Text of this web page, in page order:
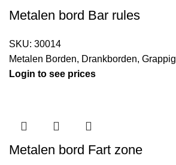
Metalen bord Bar rules
SKU: 30014
Metalen Borden, Drankborden, Grappig
Login to see prices
Metalen bord Fart zone